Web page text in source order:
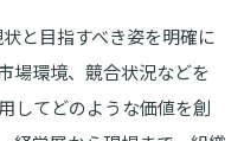
と目指すべき姿を明確に
場環境、競合状況などを
してどのような価値を創